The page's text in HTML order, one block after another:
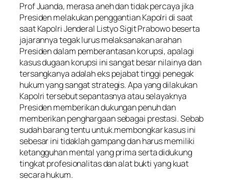
Prof Juanda, merasa aneh dan tidak percaya jika
Presiden melakukan penggantian Kapolri di saat
saat Kapolri Jenderal Listyo Sigit Prabowo beserta
jajarannya tegak lurus melaksanakan arahan
Presiden dalam pemberantasan korupsi, apalagi
kasus dugaan korupsi ini sangat besar nilainya dan
tersangkanya adalah eks pejabat tinggi penegak
hukum yang sangat strategis. Apa yang dilakukan
Kapolri tersebut sepantasnya atau selayaknya
Presiden memberikan dukungan penuh dan
memberikan penghargaan sebagai prestasi. Sebab
sudah barang tentu untuk.membongkar kasus ini
sebesar ini tidaklah gampang dan harus memiliki
ketangguhan mental yang prima serta didukung
tingkat profesionalitas dan alat bukti yang kuat
secara hukum.